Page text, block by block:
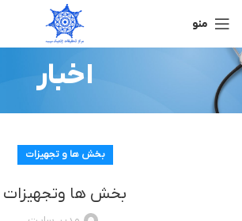
منو
اخبار
بخش ها و تجهیزات
بخش ها وتجهیزات